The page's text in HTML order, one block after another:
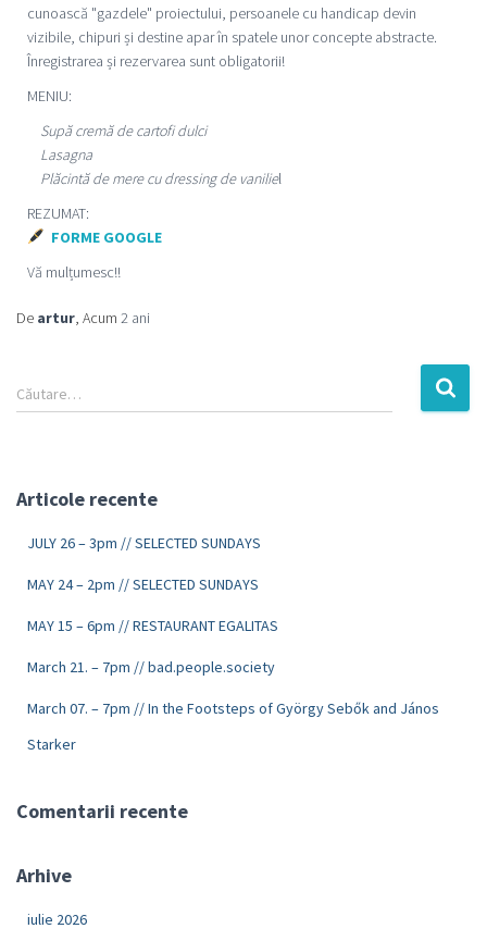
cunoască "gazdele" proiectului, persoanele cu handicap devin
vizibile, chipuri și destine apar în spatele unor concepte abstracte.
Înregistrarea și rezervarea sunt obligatorii!
MENIU:
Supă cremă de cartofi dulci
Lasagna
Plăcintă de mere cu dressing de vaniliel
REZUMAT:
FORME GOOGLE
Vă mulțumesc!!
De artur, Acum 2 ani
Căutare…
Articole recente
JULY 26 – 3pm // SELECTED SUNDAYS
MAY 24 – 2pm // SELECTED SUNDAYS
MAY 15 – 6pm // RESTAURANT EGALITAS
March 21. – 7pm // bad.people.society
March 07. – 7pm // In the Footsteps of György Sebők and János
Starker
Comentarii recente
Arhive
iulie 2026